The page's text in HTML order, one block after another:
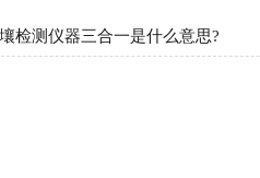
检测仪器三合一是什么意思?